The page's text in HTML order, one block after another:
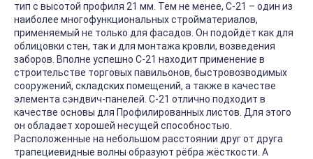
тип с высотой профиля 21 мм. Тем не менее, С-21 – один из
наиболее многофункциональных стройматериалов,
применяемый не только для фасадов. Он подойдёт как для
облицовки стен, так и для монтажа кровли, возведения
заборов. Вполне успешно С-21 находит применение в
строительстве торговых павильонов, быстровозводимых
сооружений, складских помещений, а также в качестве
элемента сэндвич-панелей. С-21 отлично подходит в
качестве основы для Профилированных листов. Для этого
он обладает хорошей несущей способностью.
Расположенные на небольшом расстоянии друг от друга
трапециевидные волны образуют рёбра жёсткости. А